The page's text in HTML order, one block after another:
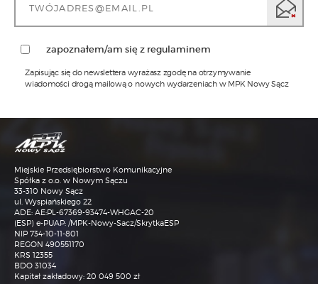
zapoznałem/am się z regulaminem
Sp. z o.o. w Nowym Sączu z siedzibą przy ul.
2)
jest pod numerem tel. nr. 18 473-68-93 lub adresem email:
iod@mpk.nowysacz.pl
3) Przetwarzanie Pani/Pana danych osobowych będzie się
odbywać na podstawie art.6 RODO i w celu
marketingowym. W przypadku kierowania do
Administratora korespondencji e-mailowej, dane
osobowe zawarte w tej korespondencji są przetwarzane
wyłącznie w celu komunikacji i załatwienia sprawy, której
korespondencji kierowanej do niego w związku z
Zapisując się do newslettera wyrażasz zgodę na otrzymywanie
wiadomości drogą mailową o nowych wydarzeniach w MPK Nowy Sącz
Miejskie Przedsiębiorstwo Komunikacyjne
Spółka z o.o. w Nowym Sączu
33-310 Nowy Sącz
ul. Wyspiańskiego 22
ADE: AE:PL-67369-93474-WHGAC-20
(ESP) e-PUAP: /MPK-Nowy-Sacz/SkrytkaESP
NIP 734-10-11-801
REGON 490551170
KRS 12355
BDO 31034
Kapitał zakładowy: 20 049 500 zł